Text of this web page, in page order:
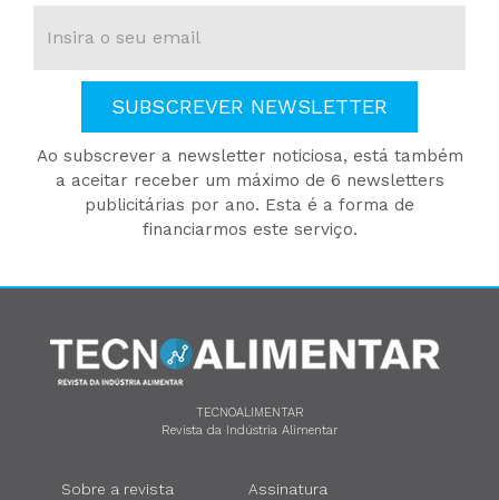
SUBSCREVER NEWSLETTER
Ao subscrever a newsletter noticiosa, está também
a aceitar receber um máximo de 6 newsletters
publicitárias por ano. Esta é a forma de
financiarmos este serviço.
TECNOALIMENTAR
Revista da Indústria Alimentar
Sobre a revista
Assinatura